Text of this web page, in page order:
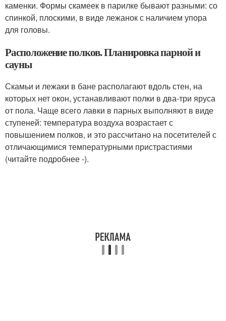
каменки. Формы скамеек в парилке бывают разными: со
спинкой, плоскими, в виде лежанок с наличием упора
для головы.
Расположение полков. Планировка парной и
сауны
Скамьи и лежаки в бане располагают вдоль стен, на
которых нет окон, устанавливают полки в два-три яруса
от пола. Чаще всего лавки в парных выполняют в виде
ступеней: температура воздуха возрастает с
повышением полков, и это рассчитано на посетителей с
отличающимися температурными пристрастиями
(читайте подробнее -).